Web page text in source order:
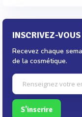
INSCRIVEZ-
Recevez chaque
de la cosmétique.
S'inscrire